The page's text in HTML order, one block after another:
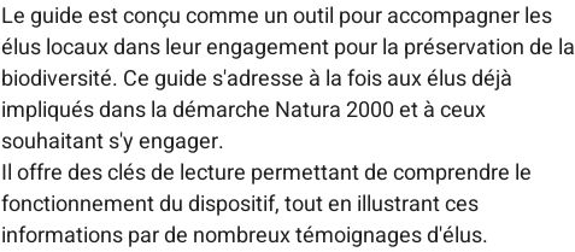
Le guide est conçu comme un outil pour accompagner les
élus locaux dans leur engagement pour la préservation de la
biodiversité. Ce guide s'adresse à la fois aux élus déjà
impliqués dans la démarche Natura 2000 et à ceux
souhaitant s'y engager.
Il offre des clés de lecture permettant de comprendre le
fonctionnement du dispositif, tout en illustrant ces
informations par de nombreux témoignages d'élus.